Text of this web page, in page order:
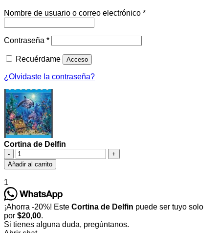
Nombre de usuario o correo electrónico *
Contraseña *
Recuérdame Acceso
¿Olvidaste la contraseña?
Cortina de Delfin
Cortina
de
Delfin
Añadir al carrito
1
¡Ahorra -20%! Este Cortina de Delfin puede ser tuyo solo
por $20,00.
Si tienes alguna duda, pregúntanos.